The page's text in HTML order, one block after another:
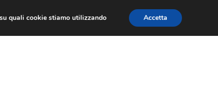
quali cookie stiamo utilizzando Accetta